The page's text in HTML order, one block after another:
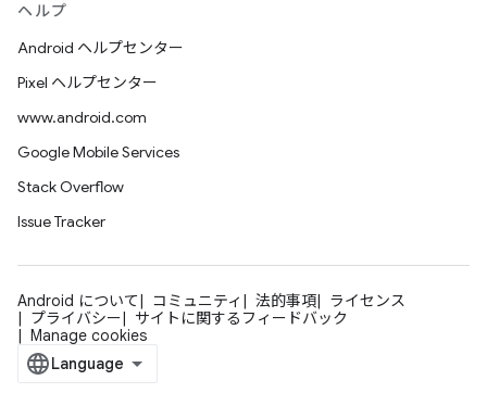
ヘルプ
Android ヘルプセンター
Pixel ヘルプセンター
www.android.com
Google Mobile Services
Stack Overflow
Issue Tracker
Android について コミュニティ 法的事項
ライセンス
プライバシー
サイトに関するフィードバック
Manage cookies